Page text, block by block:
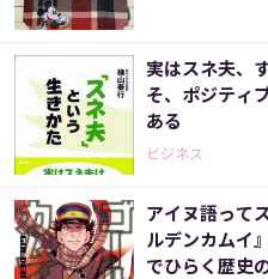
実はスネ夫、
そ、ポジティ
ある
ビジネス
アイヌ語って
ルデンカムイ
でひらく歴史の